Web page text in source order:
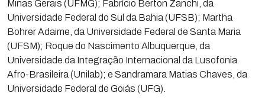
Minas Gerais (UFMG); Fabrício Berton Zanchi, da
Universidade Federal do Sul da Bahia (UFSB); Martha
Bohrer Adaime, da Universidade Federal de Santa Maria
(UFSM); Roque do Nascimento Albuquerque, da
Universidade da Integração Internacional da Lusofonia
Afro-Brasileira (Unilab); e Sandramara Matias Chaves, da
Universidade Federal de Goiás (UFG).